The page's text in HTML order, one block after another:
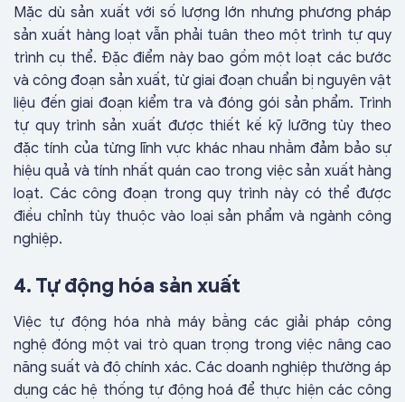
Mặc dù sản xuất với số lượng lớn nhưng phương pháp
sản xuất hàng loạt vẫn phải tuân theo một trình tự quy
trình cụ thể. Đặc điểm này bao gồm một loạt các bước
và công đoạn sản xuất, từ giai đoạn chuẩn bị nguyên vật
liệu đến giai đoạn kiểm tra và đóng gói sản phẩm. Trình
tự quy trình sản xuất được thiết kế kỹ lưỡng tùy theo
đặc tính của từng lĩnh vực khác nhau nhằm đảm bảo sự
hiệu quả và tính nhất quán cao trong việc sản xuất hàng
loạt. Các công đoạn trong quy trình này có thể được
điều chỉnh tùy thuộc vào loại sản phẩm và ngành công
nghiệp.
4. Tự động hóa sản xuất
Việc tự động hóa nhà máy bằng các giải pháp công
nghệ đóng một vai trò quan trọng trong việc nâng cao
năng suất và độ chính xác. Các doanh nghiệp thường áp
dụng các hệ thống tự động hoá để thực hiện các công